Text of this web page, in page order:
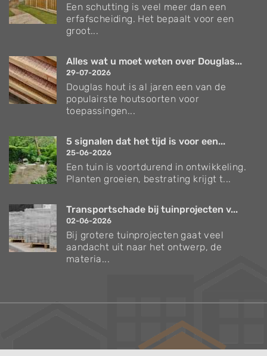
Een schutting is veel meer dan een
erfafscheiding. Het bepaalt voor een
groot...
Alles wat u moet weten over Douglas...
29-07-2026
Douglas hout is al jaren een van de
populairste houtsoorten voor
toepassingen...
5 signalen dat het tijd is voor een...
25-06-2026
Een tuin is voortdurend in ontwikkeling.
Planten groeien, bestrating krijgt t...
Transportschade bij tuinprojecten v...
02-06-2026
Bij grotere tuinprojecten gaat veel
aandacht uit naar het ontwerp, de
materia...
Verzorgingstips voor bomen en planten
Inspiratie voor uw tuin en terras
De belangrijkste tuinwerkzaamheden voor de